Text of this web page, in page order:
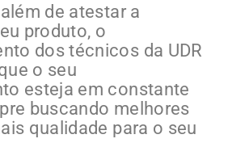
de atestar a
produto, o
dos técnicos da UDR
o seu
esteja em constante
buscando melhores
qualidade para o seu